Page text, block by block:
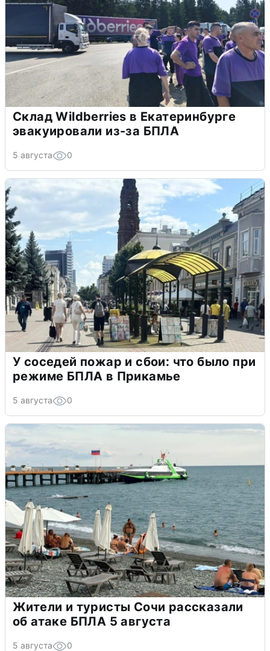
Склад Wildberries в Екатеринбурге
эвакуировали из-за БПЛА
5 августа 0
У соседей пожар и сбои: что было при
режиме БПЛА в Прикамье
5 августа 0
Жители и туристы Сочи рассказали
об атаке БПЛА 5 августа
5 августа 0